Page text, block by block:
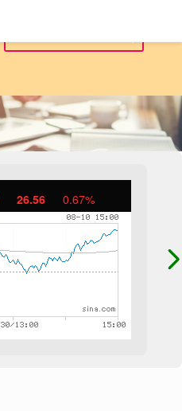
26.56 0.67%